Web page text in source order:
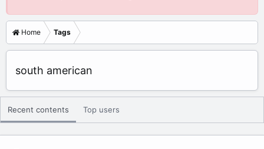
Home Tags
south american
Recent contents Top users